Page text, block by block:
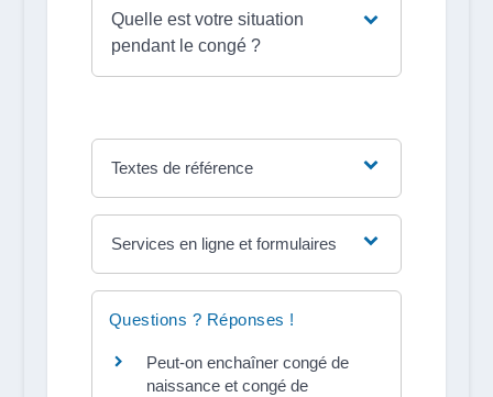
Quelle est votre situation
pendant le congé ?
Textes de référence
Services en ligne et formulaires
Questions ? Réponses !
Peut-on enchaîner congé de
naissance et congé de